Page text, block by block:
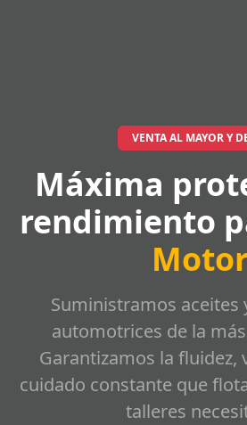
VENTA AL MAYOR Y
Máxima
rendimiento
Suministramos aceites
automotrices de la
Garantizamos la fluidez,
cuidado constante que
talleres